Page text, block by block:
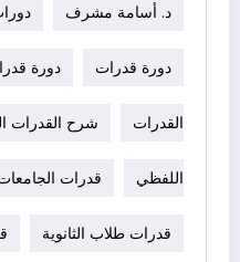
د. أسامة مشرف
دورة قدرات دورة
القدرات شرح القدرات
اللفظي قدرات
قدرات طلاب الثانوية